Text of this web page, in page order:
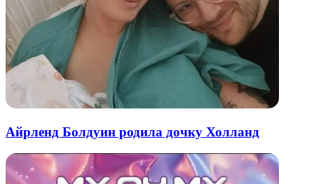
Айрленд Болдуин родила дочку Холланд